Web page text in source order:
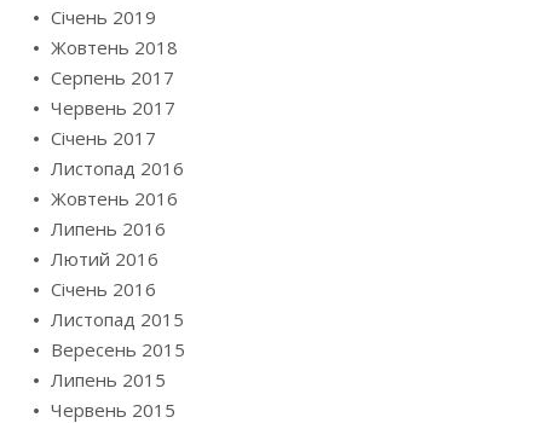
Січень 2019
Жовтень 2018
Серпень 2017
Червень 2017
Січень 2017
Листопад 2016
Жовтень 2016
Липень 2016
Лютий 2016
Січень 2016
Листопад 2015
Вересень 2015
Липень 2015
Червень 2015